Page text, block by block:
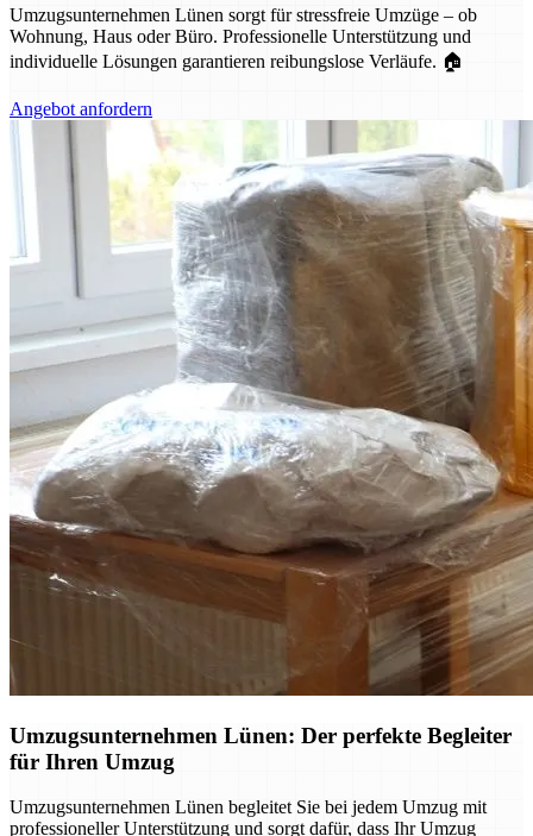
Umzugsunternehmen Lünen sorgt für stressfreie Umzüge – ob
Wohnung, Haus oder Büro. Professionelle Unterstützung und
individuelle Lösungen garantieren reibungslose Verläufe. 🏠
Angebot anfordern
Umzugsunternehmen Lünen: Der perfekte Begleiter
für Ihren Umzug
Umzugsunternehmen Lünen begleitet Sie bei jedem Umzug mit
professioneller Unterstützung und sorgt dafür, dass Ihr Umzug